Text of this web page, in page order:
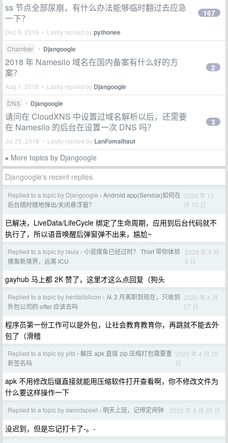
ss 节点全部尿崩，有什么办法能够临时翻过去应急
一下？
Dec 6, 2019 • Lastly replied bypythonee
167
Chamber • Djangoogle
2018 年 Namesilo 域名在国内备案有什么好的方
案？
Aug 1, 2018 • Lastly replied by Djangoogle
2
DNS • Djangoogle
请问在 CloudXNS 中设置过域名解析以后，还需要
在 Namesilo 的后台在设置一次 DNS 吗？
Jul 25, 2018 • Lastly replied by LanFomalhaut
3
» More topics by Djangoogle
Djangoogle's recent replies
Replied to a topic by Djangoogle › Android app(Service)如何在
后台随时随地弹出/关闭悬浮窗？
2020 年 12
月 10 日
已解决，LiveData/LifeCycle 绑定了生命周期，应用到后台代码就不
执行了，所以语音唤醒后弹窗弹不出来，尴尬~
Replied to a topic by lauix › 小说摸鱼已经过时？ Thief 带你体验
摸鱼新境界，远离 ICU
2020 年 5 月
6 日
gayhub 马上都 2K 赞了，这里才这么点回复（狗头
Replied to a topic by hentailolicon › 从 3 月离职到现在，只收到
外包公司的 offer 应该去吗
2020 年 4 月
27 日
程序员第一份工作可以是外包，让社会教育教育你，再跳就不能去外
包了（滑稽
Replied to a topic by yitd › 解压 apk 直接 zip 压缩打包需要重
新签名吗
2020 年 4 月 26
日
apk 不用修改后缀直接就能用压缩软件打开查看啊，你不修改文件为
什么要这样操作一下
Replied to a topic by swordspoet › 明天上班，记得定闹钟 2020 年 4 月 26 日
没迟到，但是忘记打卡了-。-